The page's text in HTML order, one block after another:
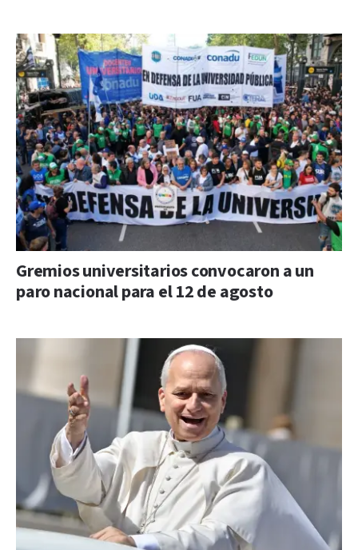
Gremios universitarios convocaron a un
paro nacional para el 12 de agosto